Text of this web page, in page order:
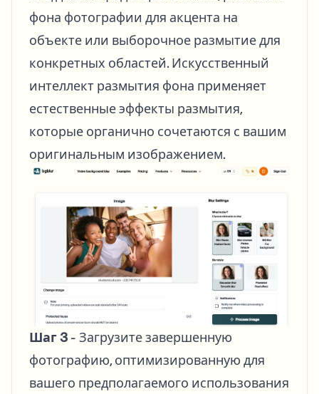
фона фотографии для акцента на
объекте или выборочное размытие для
конкретных областей. Искусственный
интеллект размытия фона применяет
естественные эффекты размытия,
которые органично сочетаются с вашим
оригинальным изображением.
Шаг 3 - Загрузите завершенную
фотографию, оптимизированную для
вашего предполагаемого использования